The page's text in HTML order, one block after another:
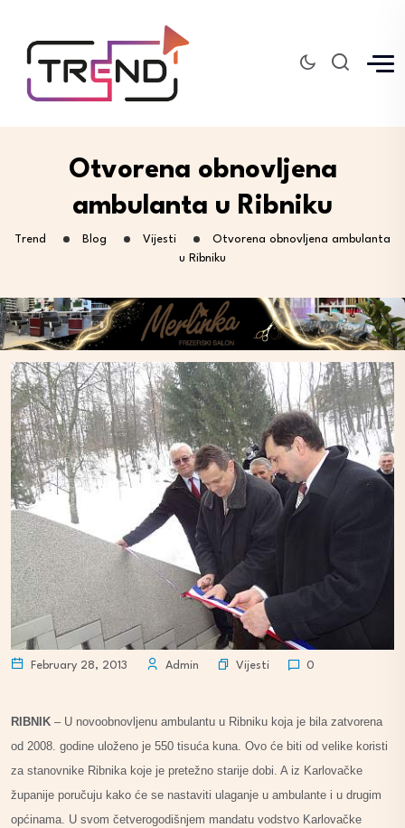
Otvorena obnovljena
ambulanta u Ribniku
Trend Blog Vijesti
Otvorena obnovljena ambulanta
u Ribniku
February 28, 2013 Admin Vijesti 0
RIBNIK – U novoobnovljenu ambulantu u Ribniku koja je bila zatvorena
od 2008. godine uloženo je 550 tisuća kuna. Ovo će biti od velike koristi
za stanovnike Ribnika koje je pretežno starije dobi. A iz Karlovačke
županije poručuju kako će se nastaviti ulaganje u ambulante i u drugim
općinama. U svom četverogodišnjem mandatu vodstvo Karlovačke